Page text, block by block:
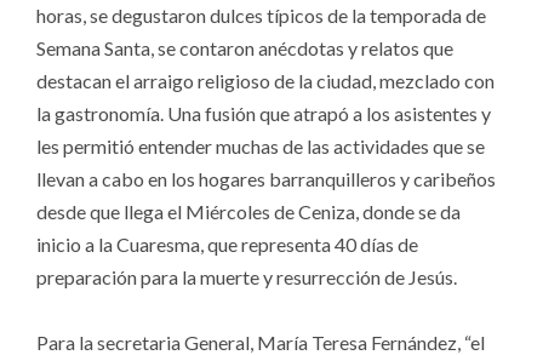
horas, se degustaron dulces típicos de la temporada de
Semana Santa, se contaron anécdotas y relatos que
destacan el arraigo religioso de la ciudad, mezclado con
la gastronomía. Una fusión que atrapó a los asistentes y
les permitió entender muchas de las actividades que se
llevan a cabo en los hogares barranquilleros y caribeños
desde que llega el Miércoles de Ceniza, donde se da
inicio a la Cuaresma, que representa 40 días de
preparación para la muerte y resurrección de Jesús.
Para la secretaria General, María Teresa Fernández, “el